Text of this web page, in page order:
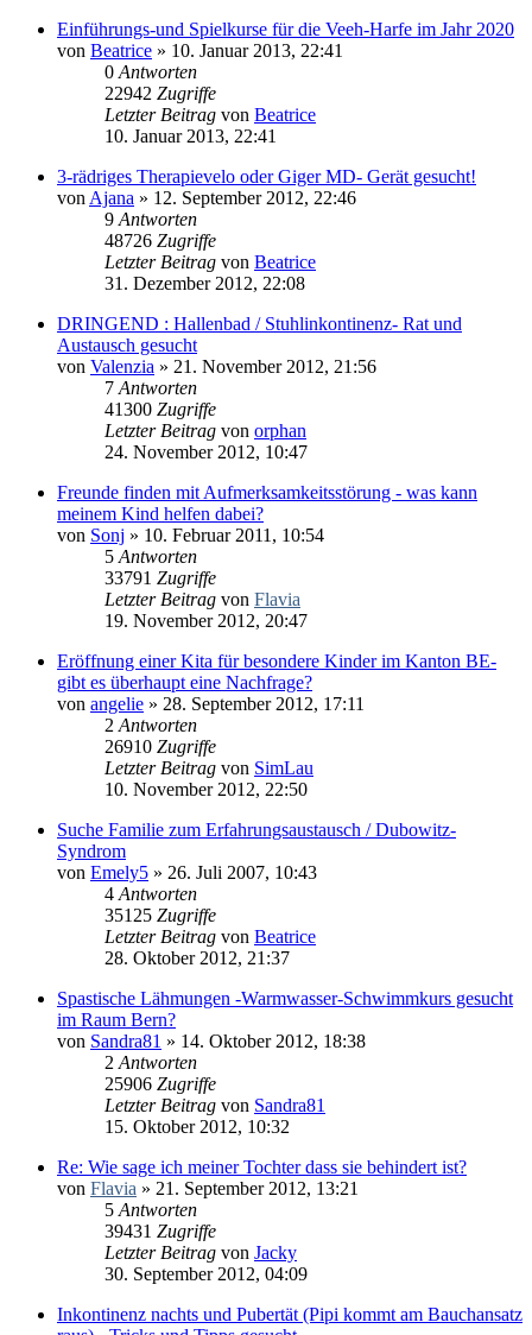
Einführungs-und Spielkurse für die Veeh-Harfe im Jahr 2020
von Beatrice » 10. Januar 2013, 22:41
0 Antworten
22942 Zugriffe
Letzter Beitrag von Beatrice
10. Januar 2013, 22:41
3-rädriges Therapievelo oder Giger MD- Gerät gesucht!
von Ajana » 12. September 2012, 22:46
9 Antworten
48726 Zugriffe
Letzter Beitrag von Beatrice
31. Dezember 2012, 22:08
DRINGEND : Hallenbad / Stuhlinkontinenz- Rat und
Austausch gesucht
von Valenzia » 21. November 2012, 21:56
7 Antworten
41300 Zugriffe
Letzter Beitrag von orphan
24. November 2012, 10:47
Freunde finden mit Aufmerksamkeitsstörung - was kann
meinem Kind helfen dabei?
von Sonj » 10. Februar 2011, 10:54
5 Antworten
33791 Zugriffe
Letzter Beitrag von Flavia
19. November 2012, 20:47
Eröffnung einer Kita für besondere Kinder im Kanton BE-
gibt es überhaupt eine Nachfrage?
von angelie » 28. September 2012, 17:11
2 Antworten
26910 Zugriffe
Letzter Beitrag von SimLau
10. November 2012, 22:50
Suche Familie zum Erfahrungsaustausch / Dubowitz-
Syndrom
von Emely5 » 26. Juli 2007, 10:43
4 Antworten
35125 Zugriffe
Letzter Beitrag von Beatrice
28. Oktober 2012, 21:37
Spastische Lähmungen -Warmwasser-Schwimmkurs gesucht
im Raum Bern?
von Sandra81 » 14. Oktober 2012, 18:38
2 Antworten
25906 Zugriffe
Letzter Beitrag von Sandra81
15. Oktober 2012, 10:32
Re: Wie sage ich meiner Tochter dass sie behindert ist?
von Flavia » 21. September 2012, 13:21
5 Antworten
39431 Zugriffe
Letzter Beitrag von Jacky
30. September 2012, 04:09
Inkontinenz nachts und Pubertät (Pipi kommt am Bauchansatz